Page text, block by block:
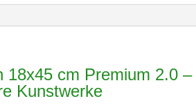
18x45 cm Premium 2.0 –
Kunstwerke